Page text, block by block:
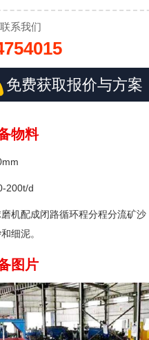
联系我们
免费获取报价与方案
物料
200t/d
机配成闭路循环程分程分流矿沙
细泥。
图片